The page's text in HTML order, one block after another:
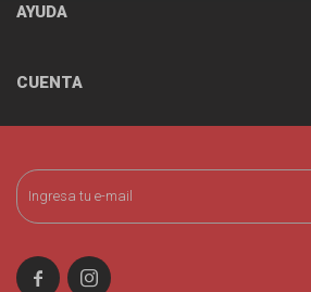
 
AYUDA
CUENTA